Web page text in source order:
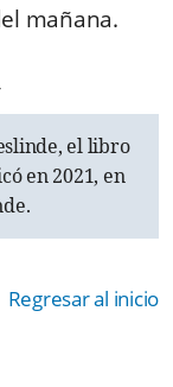
mañana.
el libro
en 2021, en
Regresar al inicio